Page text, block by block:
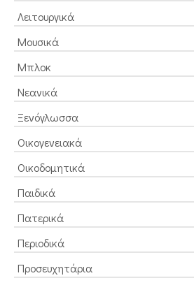
Λειτουργικά
Μουσικά
Μπλοκ
Νεανικά
Ξενόγλωσσα
Οικογενειακά
Οικοδομητικά
Παιδικά
Πατερικά
Περιοδικά
Προσευχητάρια